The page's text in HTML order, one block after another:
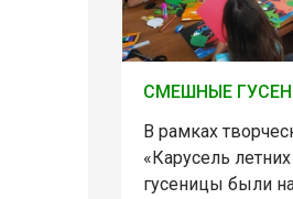
СМЕШНЫЕ
В рамках
«Карусель летних
гусеницы были